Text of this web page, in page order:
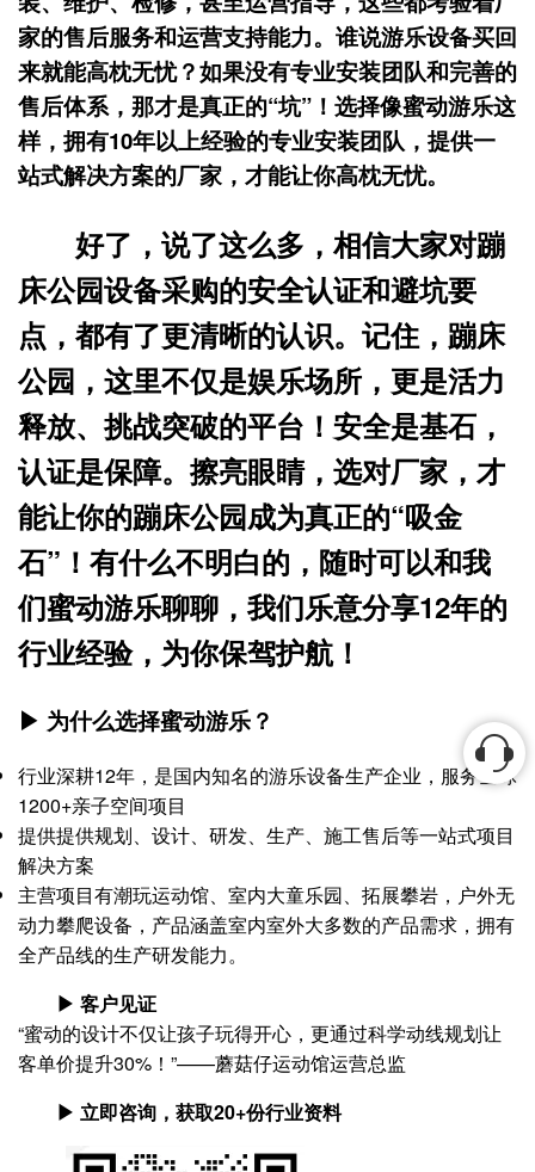
家的售后服务和运营支持能力。谁说游乐设备买回
来就能高枕无忧？如果没有专业安装团队和完善的
售后体系，那才是真正的“坑”！选择像蜜动游乐这
样，拥有10年以上经验的专业安装团队，提供一
站式解决方案的厂家，才能让你高枕无忧。
好了，说了这么多，相信大家对蹦
床公园设备采购的安全认证和避坑要
点，都有了更清晰的认识。记住，蹦床
公园，这里不仅是娱乐场所，更是活力
释放、挑战突破的平台！安全是基石，
认证是保障。擦亮眼睛，选对厂家，才
能让你的蹦床公园成为真正的“吸金
石”！有什么不明白的，随时可以和我
们蜜动游乐聊聊，我们乐意分享12年的
行业经验，为你保驾护航！
▶ 为什么选择蜜动游乐？
行业深耕12年，是国内知名的游乐设备生产企业，服务全球
1200+亲子空间项目
提供提供规划、设计、研发、生产、施工售后等一站式项目
解决方案
主营项目有潮玩运动馆、室内大童乐园、拓展攀岩，户外无
动力攀爬设备，产品涵盖室内室外大多数的产品需求，拥有
全产品线的生产研发能力。
▶ 客户见证
“蜜动的设计不仅让孩子玩得开心，更通过科学动线规划让
客单价提升30%！”——蘑菇仔运动馆运营总监
▶ 立即咨询，获取20+份行业资料